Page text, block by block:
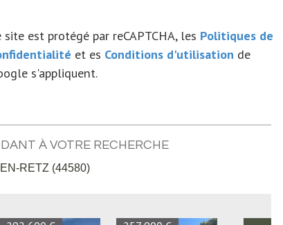
site est protégé par reCAPTCHA, les Politiques de
et es Conditions d'utilisation de
s'appliquent.
À VOTRE RECHERCHE
RETZ (44580)